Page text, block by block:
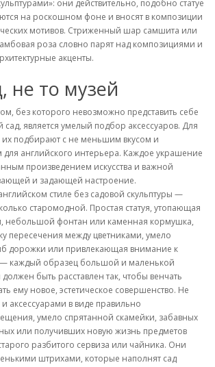
они действительно, подобно статуе
на роскошном фоне и вносят в композиции
мотивов. Стриженный шар самшита или
роза словно парят над композициями и
акценты.
не то музей
без которого невозможно представить себе
является умелый подбор аксессуаров. Для
их подбирают с не меньшим вкусом и
для английского интерьера. Каждое украшение
произведением искусства и важной
и задающей настроение.
стиле без садовой скульптуры —
старомодной. Простая статуя, утопающая
небольшой фонтан или каменная кормушка,
пересечения между цветниками, умело
дорожки или привлекающая внимание к
— каждый образец большой и маленькой
быть расставлен так, чтобы венчать
ему новое, эстетическое совершенство. Не
и аксессуарами в виде правильно
умело спрятанной скамейки, забавных
или получивших новую жизнь предметов
разбитого сервиза или чайника. Они
штрихами, которые наполнят сад